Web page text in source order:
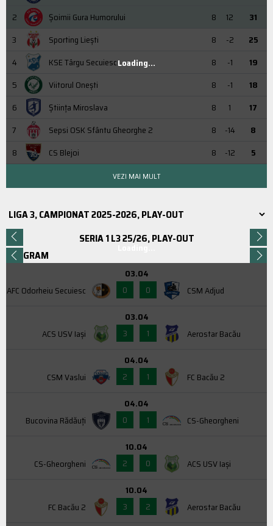
2
Şoimii Gura Humorului 8 12
31
3
Sporting Liești 8 -2
25
4
KSE Târgu Secuiesc 8 -1
19
5
Viitorul Onești 8 -1
18
6
Știința Miroslava 8 1
17
7
Sepsi OSK Sfântu Gheorghe 2 8 -14
8
8
CS Blejoi 8 -12 5
Loading...
VEZI MAI MULT
SERIA 1 L3 25/26, PLAY-OUT
PROGRAM
AFC Odorheiu Secuiesc
03.04
0
0 CSM Adjud
ACS USV Iaşi
03.04
3
1 Aerostar Bacău
CSM Vaslui
04.04
2
1 FC Bacău 2
Bucovina Rădăuți
04.04
0
1 CS-Gheorgheni
CS-Gheorgheni
10.04
2
0 ACS USV Iaşi
FC Bacău 2
10.04
3
2 Aerostar Bacău